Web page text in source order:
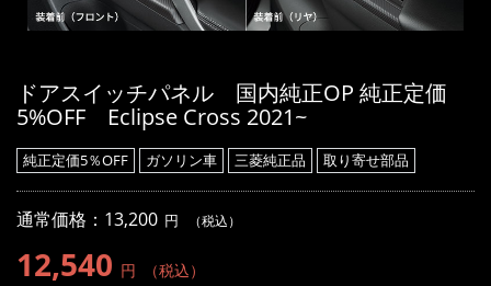
ドアスイッチパネル 国内純正OP 純正定価
5%OFF Eclipse Cross 2021~
純正定価5％OFF ガソリン車 三菱純正品 取り寄せ部品
通常価格： 13,200 円 （税込）
12,540 円 （税込）